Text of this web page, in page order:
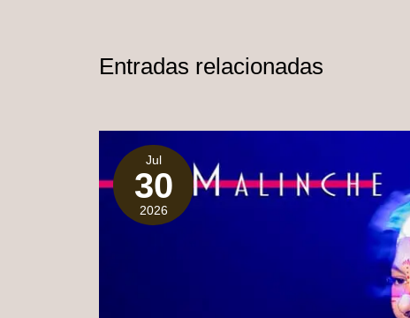
Entradas relacionadas
Jul
30
2026